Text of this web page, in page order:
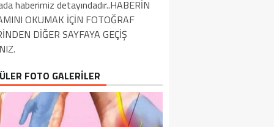
haberimiz detayındadır..HABERİN
OKUMAK İÇİN FOTOĞRAF
DİĞER SAYFAYA GEÇİŞ
FOTO GALERİLER